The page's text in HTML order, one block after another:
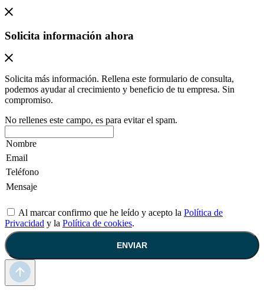
Solicita información ahora
Solicita más información. Rellena este formulario de consulta,
podemos ayudar al crecimiento y beneficio de tu empresa. Sin
compromiso.
No rellenes este campo, es para evitar el spam.
Al marcar confirmo que he leído y acepto la Política de
Privacidad y la Política de cookies.
ENVIAR